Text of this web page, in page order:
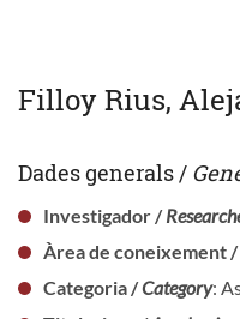
Filloy Rius,
Dades generals /
Investigador /
Àrea de coneixement /
Categoria /Category: